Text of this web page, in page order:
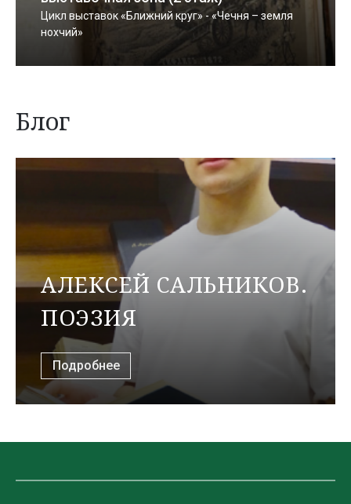
Цикл выставок «Ближний круг» - «Чечня – земля
нохчий»
Блог
АЛЕКСЕЙ САЛЬНИКОВ.
ПОЭЗИЯ
Подробнее